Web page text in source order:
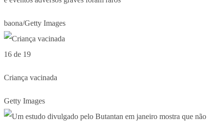
baona/Getty Images
16 de 19
Criança vacinada
Getty Images